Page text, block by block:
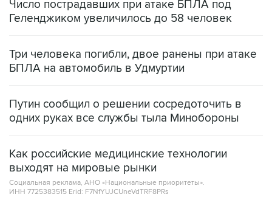
Число пострадавших при атаке БПЛА под
Геленджиком увеличилось до 58 человек
Три человека погибли, двое ранены при атаке
БПЛА на автомобиль в Удмуртии
Путин сообщил о решении сосредоточить в
одних руках все службы тыла Минобороны
Как российские медицинские технологии
выходят на мировые рынки
Социальная реклама, АНО «Национальные приоритеты».
ИНН 7725383515 Erid: F7NfYUJCUneVdTRF8PRs